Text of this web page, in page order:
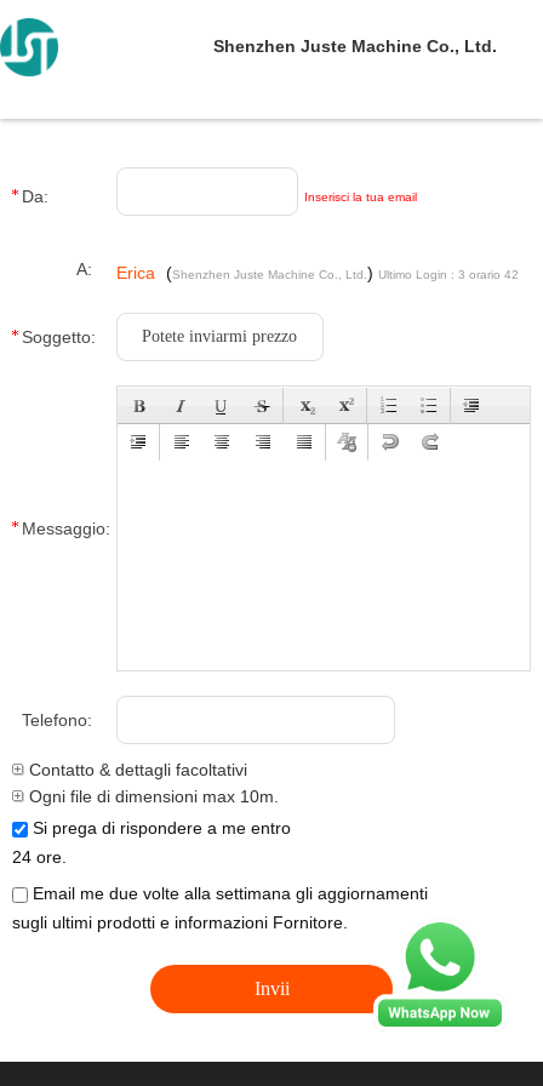
Shenzhen Juste Machine Co., Ltd.
Da: Inserisci la tua email
A: Erica (Shenzhen Juste Machine Co., Ltd. ) Ultimo Login : 3 orario 42
minuti fa
Soggetto:
Messaggio:
Telefono:
Contatto & dettagli facoltativi
Ogni file di dimensioni max 10m.
Si prega di rispondere a me entro
24 ore.
Email me due volte alla settimana gli aggiornamenti
sugli ultimi prodotti e informazioni Fornitore.